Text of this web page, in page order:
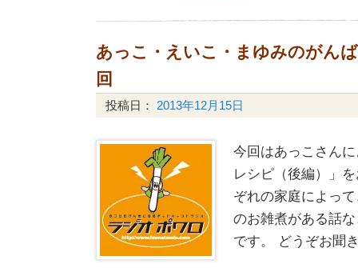
あっこ・えいこ・まゆみのがん
回
投稿日： 2013年12月15日
今回はあっこさん
レシピ（後編）」
ぞれの家庭によっ
のお雑煮がある話
です。 どうぞお聞